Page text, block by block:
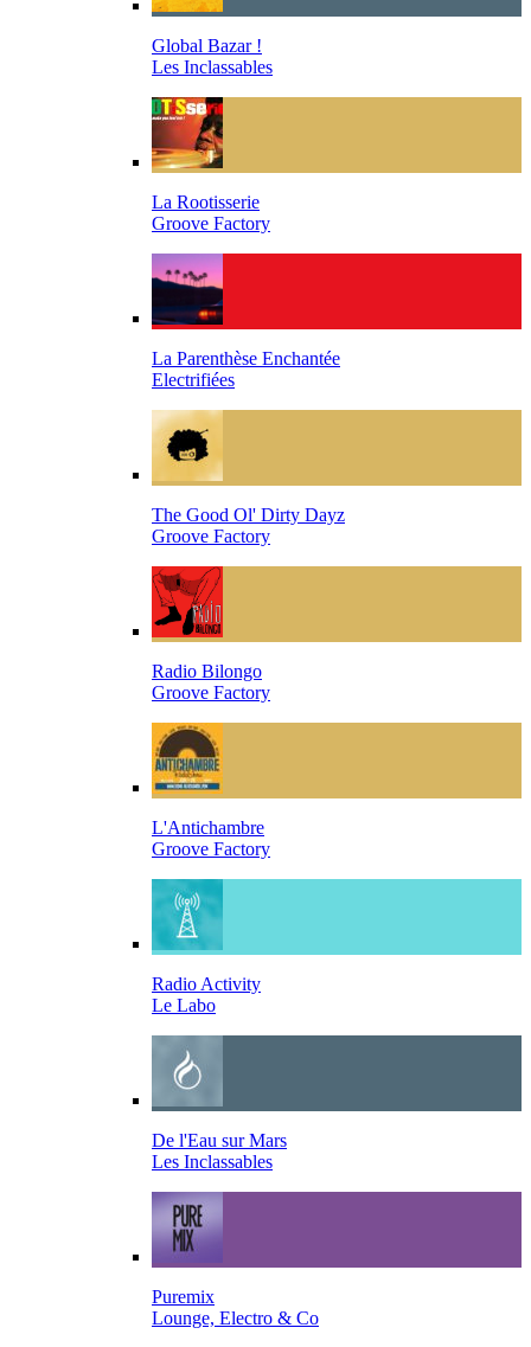
Global Bazar !
Les Inclassables
La Rootisserie
Groove Factory
La Parenthèse Enchantée
Electrifiées
The Good Ol' Dirty Dayz
Groove Factory
Radio Bilongo
Groove Factory
L'Antichambre
Groove Factory
Radio Activity
Le Labo
De l'Eau sur Mars
Les Inclassables
Puremix
Lounge, Electro & Co